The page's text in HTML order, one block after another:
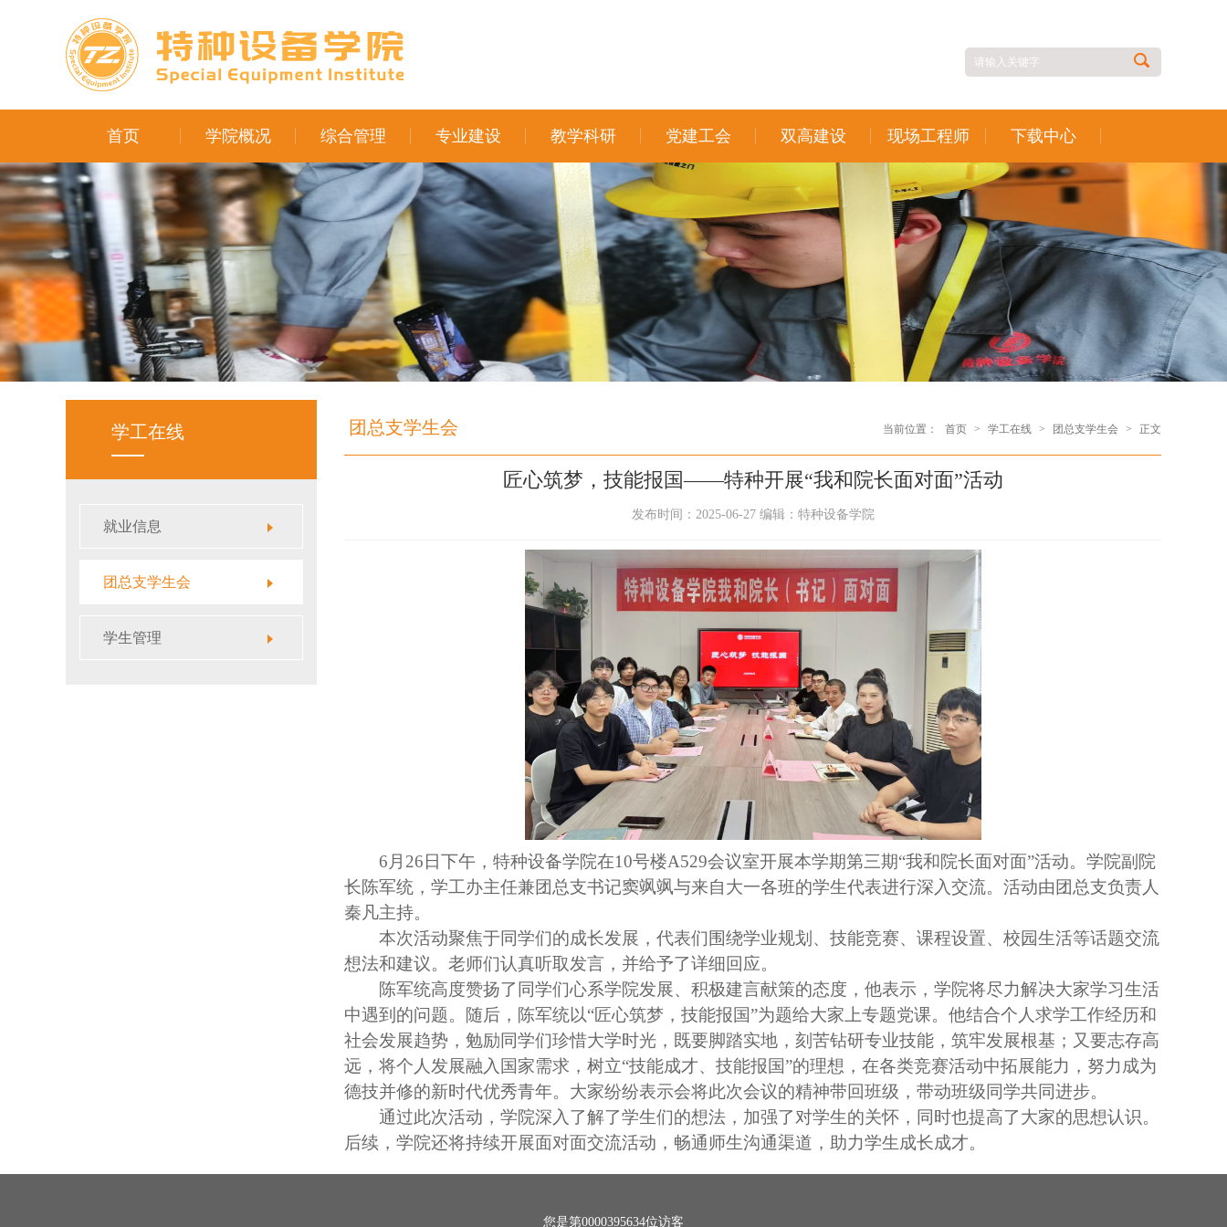
首页 学院概况 综合管理 专业建设 教学科研 党建工会 双高建设 现场工程师 下载中心
学工在线
就业信息
团总支学生会
学生管理
当前位置： 首页 > 学工在线 > 团总支学生会 > 正文
团总支学生会
匠心筑梦，技能报国——特种开展“我和院长面对面”活动
发布时间：2025-06-27 编辑：特种设备学院
6月26日下午，特种设备学院在10号楼A529会议室开展本学期第三期“我和院长面对面”活动。学院副院
长陈军统，学工办主任兼团总支书记窦飒飒与来自大一各班的学生代表进行深入交流。活动由团总支负责人
秦凡主持。
本次活动聚焦于同学们的成长发展，代表们围绕学业规划、技能竞赛、课程设置、校园生活等话题交流
想法和建议。老师们认真听取发言，并给予了详细回应。
陈军统高度赞扬了同学们心系学院发展、积极建言献策的态度，他表示，学院将尽力解决大家学习生活
中遇到的问题。随后，陈军统以“匠心筑梦，技能报国”为题给大家上专题党课。他结合个人求学工作经历和
社会发展趋势，勉励同学们珍惜大学时光，既要脚踏实地，刻苦钻研专业技能，筑牢发展根基；又要志存高
远，将个人发展融入国家需求，树立“技能成才、技能报国”的理想，在各类竞赛活动中拓展能力，努力成为
德技并修的新时代优秀青年。大家纷纷表示会将此次会议的精神带回班级，带动班级同学共同进步。
通过此次活动，学院深入了解了学生们的想法，加强了对学生的关怀，同时也提高了大家的思想认识。
后续，学院还将持续开展面对面交流活动，畅通师生沟通渠道，助力学生成长成才。
您是第0000395634位访客